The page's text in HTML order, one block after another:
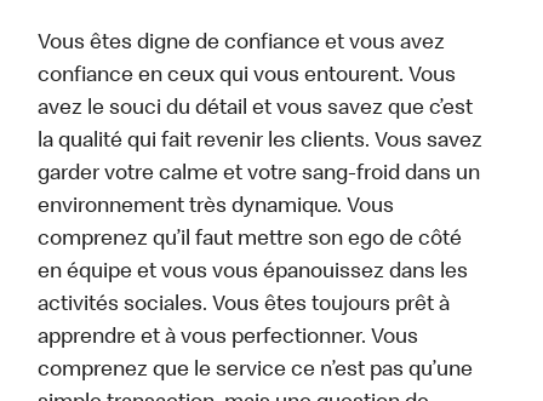
Vous êtes digne de confiance et vous avez
confiance en ceux qui vous entourent. Vous
avez le souci du détail et vous savez que c’est
la qualité qui fait revenir les clients. Vous savez
garder votre calme et votre sang-froid dans un
environnement très dynamique. Vous
comprenez qu’il faut mettre son ego de côté
en équipe et vous vous épanouissez dans les
activités sociales. Vous êtes toujours prêt à
apprendre et à vous perfectionner. Vous
comprenez que le service ce n’est pas qu’une